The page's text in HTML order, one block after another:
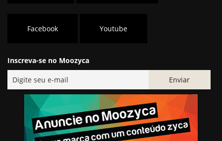
Facebook Youtube
Inscreva-se no Moozyca